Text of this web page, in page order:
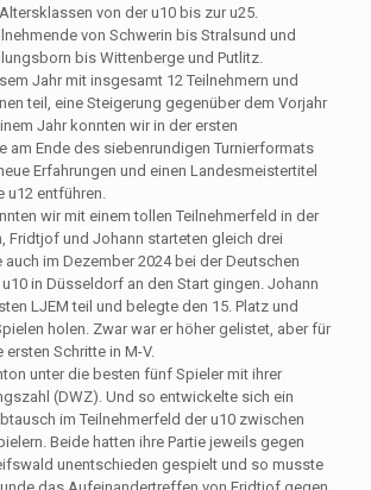
von der u10 bis zur u25.
von Schwerin bis Stralsund und
bis Wittenberge und Putlitz.
Jahr mit insgesamt 12 Teilnehmern und
teil, eine Steigerung gegenüber dem Vorjahr
Jahr konnten wir in der ersten
am Ende des siebenrundigen Turnierformats
Erfahrungen und einen Landesmeistertitel
entführen.
wir mit einem tollen Teilnehmerfeld in der
Fridtjof und Johann starteten gleich drei
auch im Dezember 2024 bei der Deutschen
in Düsseldorf an den Start gingen. Johann
LJEM teil und belegte den 15. Platz und
holen. Zwar war er höher gelistet, aber für
ersten Schritte in M-V.
unter die besten fünf Spieler mit ihrer
(DWZ). Und so entwickelte sich ein
im Teilnehmerfeld der u10 zwischen
Beide hatten ihre Partie jeweils gegen
unentschieden gespielt und so musste
das Aufeinandertreffen von Fridtjof gegen